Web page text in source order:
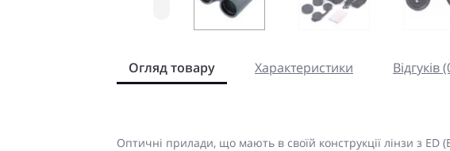
Огляд товару Характеристики Відгуків
Оптичні прилади, що мають в своїй конструкції лінзи з